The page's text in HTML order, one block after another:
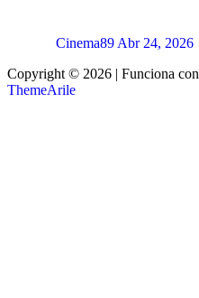
Cinema89 Abr 24, 2026
Copyright © 2026 | Funciona con
ThemeArile